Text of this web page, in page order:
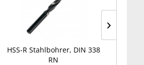
HSS-R Stahlbohrer, DIN 338
RN